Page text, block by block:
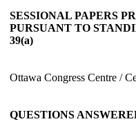
SESSIONAL PAPERS
PURSUANT TO
39(a)
Ottawa Congress Centre /
QUESTIONS